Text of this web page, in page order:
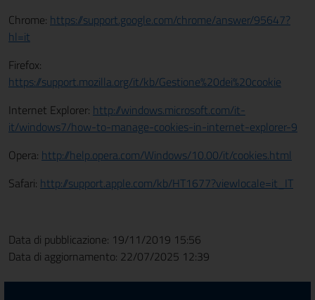
Chrome: https://support.google.com/chrome/answer/95647?
hl=it
Firefox:
https://support.mozilla.org/it/kb/Gestione%20dei%20cookie
Internet Explorer: http://windows.microsoft.com/it-
it/windows7/how-to-manage-cookies-in-internet-explorer-9
Opera: http://help.opera.com/Windows/10.00/it/cookies.html
Safari: http://support.apple.com/kb/HT1677?viewlocale=it_IT
Data di pubblicazione: 19/11/2019 15:56
Data di aggiornamento: 22/07/2025 12:39